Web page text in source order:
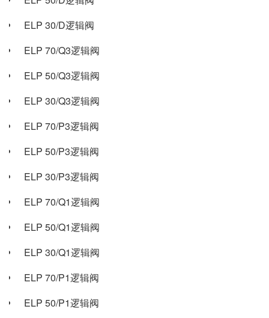
ELP 30/D逻辑阀
ELP 70/Q3逻辑阀
ELP 50/Q3逻辑阀
ELP 30/Q3逻辑阀
ELP 70/P3逻辑阀
ELP 50/P3逻辑阀
ELP 30/P3逻辑阀
ELP 70/Q1逻辑阀
ELP 50/Q1逻辑阀
ELP 30/Q1逻辑阀
ELP 70/P1逻辑阀
ELP 50/P1逻辑阀